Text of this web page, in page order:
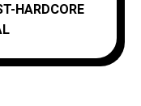
HARDCORE